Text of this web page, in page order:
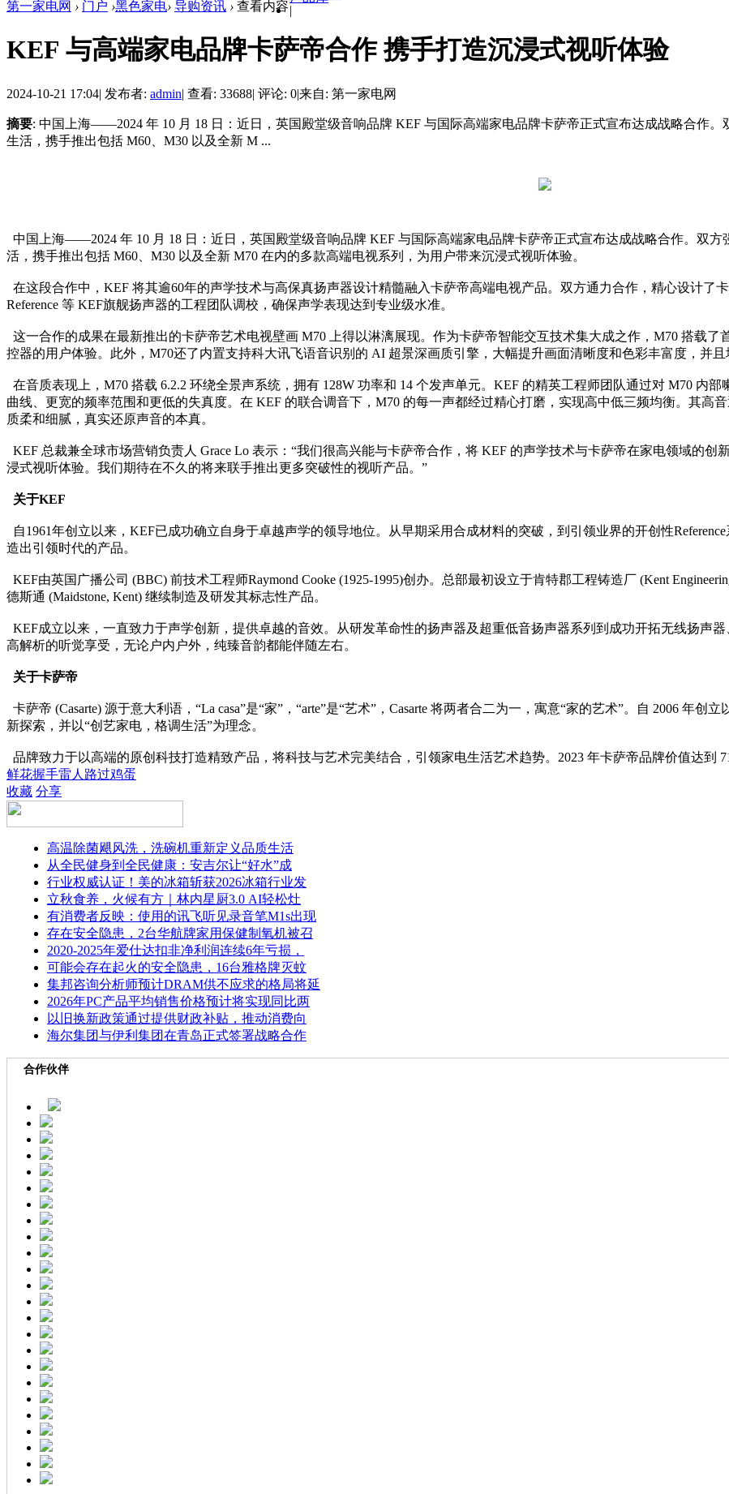
|
第一家电网 › 门户 ›黑色家电› 导购资讯 › 查看内容
KEF 与高端家电品牌卡萨帝合作 携手打造沉浸式视听体验
2024-10-21 17:04| 发布者: admin| 查看: 33688| 评论: 0|来自: 第一家电网
摘要: 中国上海——2024 年 10 月 18 日：近日，英国殿堂级音响品牌 KEF 与国际高端家电品牌卡萨帝正式宣布达成战略合作
生活，携手推出包括 M60、M30 以及全新 M ...
中国上海——2024 年 10 月 18 日：近日，英国殿堂级音响品牌 KEF 与国际高端家电品牌卡萨帝正式宣布达成战略合作。双
活，携手推出包括 M60、M30 以及全新 M70 在内的多款高端电视系列，为用户带来沉浸式视听体验。
在这段合作中，KEF 将其逾60年的声学技术与高保真扬声器设计精髓融入卡萨帝高端电视产品。双方通力合作，精心设计了
Reference 等 KEF旗舰扬声器的工程团队调校，确保声学表现达到专业级水准。
这一合作的成果在最新推出的卡萨帝艺术电视壁画 M70 上得以淋漓展现。作为卡萨帝智能交互技术集大成之作，M70 搭载
控器的用户体验。此外，M70还了内置支持科大讯飞语音识别的 AI 超景深画质引擎，大幅提升画面清晰度和色彩丰富度，并且
在音质表现上，M70 搭载 6.2.2 环绕全景声系统，拥有 128W 功率和 14 个发声单元。KEF 的精英工程师团队通过对 M70 内
曲线、更宽的频率范围和更低的失真度。在 KEF 的联合调音下，M70 的每一声都经过精心打磨，实现高中低三频均衡。其高
质柔和细腻，真实还原声音的本真。
KEF 总裁兼全球市场营销负责人 Grace Lo 表示：“我们很高兴能与卡萨帝合作，将 KEF 的声学技术与卡萨帝在家电领域的
浸式视听体验。我们期待在不久的将来联手推出更多突破性的视听产品。”
关于KEF
自1961年创立以来，KEF已成功确立自身于卓越声学的领导地位。从早期采用合成材料的突破，到引领业界的开创性
造出引领时代的产品。
KEF由英国广播公司 (BBC) 前技术工程师Raymond Cooke (1925-1995)创办。总部最初设立于肯特郡工程铸造厂 (Kent
德斯通 (Maidstone, Kent) 继续制造及研发其标志性产品。
KEF成立以来，一直致力于声学创新，提供卓越的音效。从研发革命性的扬声器及超重低音扬声器系列到成功开拓无线扬声
高解析的听觉享受，无论户内户外，纯臻音韵都能伴随左右。
关于卡萨帝
卡萨帝 (Casarte) 源于意大利语，“La casa”是“家”，“arte”是“艺术”，Casarte 将两者合二为一，寓意“家的艺术”。自 2006 年
新探索，并以“创艺家电，格调生活”为理念。
品牌致力于以高端的原创科技打造精致产品，将科技与艺术完美结合，引领家电生活艺术趋势。2023 年卡萨帝品牌价值达到
鲜花握手雷人 路过鸡蛋
收藏 分享
高温除菌飓风洗，洗碗机重新定义品质生活
从全民健身到全民健康：安吉尔让“好水”成
行业权威认证！美的冰箱斩获2026冰箱行业发
立秋食养，火候有方｜林内星厨3.0 AI轻松灶
有消费者反映：使用的讯飞听见录音笔M1s出现
存在安全隐患，2台华航牌家用保健制氧机被召
2020-2025年爱仕达扣非净利润连续6年亏损，
可能会存在起火的安全隐患，16台雅格牌灭蚊
集邦咨询分析师预计DRAM供不应求的格局将延
2026年PC产品平均销售价格预计将实现同比两
以旧换新政策通过提供财政补贴，推动消费向
海尔集团与伊利集团在青岛正式签署战略合作
合作伙伴